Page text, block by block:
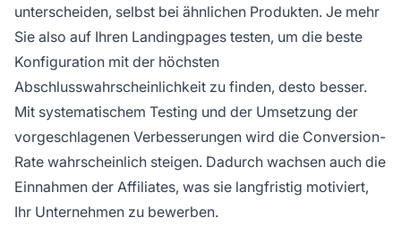
unterscheiden, selbst bei ähnlichen Produkten. Je mehr
Sie also auf Ihren Landingpages testen, um die beste
Konfiguration mit der höchsten
Abschlusswahrscheinlichkeit zu finden, desto besser.
Mit systematischem Testing und der Umsetzung der
vorgeschlagenen Verbesserungen wird die Conversion-
Rate wahrscheinlich steigen. Dadurch wachsen auch die
Einnahmen der Affiliates, was sie langfristig motiviert,
Ihr Unternehmen zu bewerben.